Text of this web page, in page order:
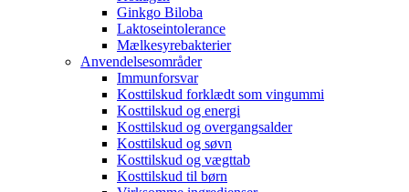
Ginkgo Biloba
Laktoseintolerance
Mælkesyrebakterier
Anvendelsesområder
Immunforsvar
Kosttilskud forklædt som vingummi
Kosttilskud og energi
Kosttilskud og overgangsalder
Kosttilskud og søvn
Kosttilskud og vægttab
Kosttilskud til børn